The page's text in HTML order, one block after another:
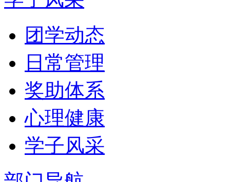
团学动态
日常管理
奖助体系
心理健康
学子风采